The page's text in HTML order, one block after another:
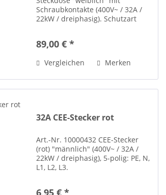
Schraubkontakte (400V~ / 32A /
22kW / dreiphasig). Schutzart
von RATIO ist nicht mehr
zum...
89,00 € *
Vergleichen Merken
32A CEE-Stecker rot
Art.-Nr. 10000432 CEE-Stecker
(rot) "männlich" (400V~ / 32A /
22kW / dreiphasig), 5-polig: PE, N,
L1, L2, L3.